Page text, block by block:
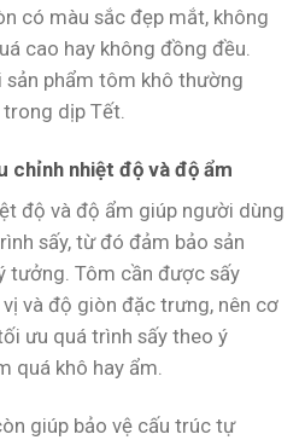
có màu sắc đẹp mắt, không
cao hay không đồng đều.
phẩm tôm khô thường
dịp Tết.
chỉnh nhiệt độ và độ ẩm
độ và độ ẩm giúp người dùng
sấy, từ đó đảm bảo sản
tưởng. Tôm cần được sấy
và độ giòn đặc trưng, nên cơ
ưu quá trình sấy theo ý
quá khô hay ẩm.
giúp bảo vệ cấu trúc tự